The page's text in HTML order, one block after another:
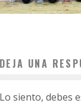
DEJA UNA
Lo siento, debes